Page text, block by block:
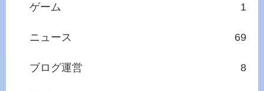
ゲーム 1
ニュース 69
ブログ運営 8